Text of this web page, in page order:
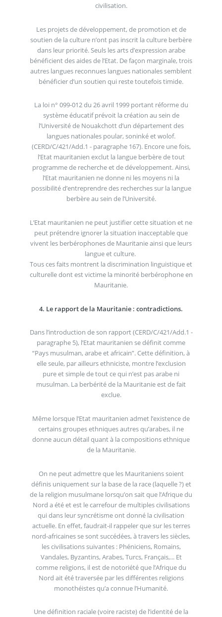
civilisation.
Les projets de développement, de promotion et de
soutien de la culture n’ont pas inscrit la culture berbère
dans leur priorité. Seuls les arts d’expression arabe
bénéficient des aides de l’Etat. De façon marginale, trois
autres langues reconnues langues nationales semblent
bénéficier d’un soutien qui reste toutefois timide.
La loi n° 099-012 du 26 avril 1999 portant réforme du
système éducatif prévoit la création au sein de
l’Université de Nouakchott d’un département des
langues nationales poular, soninké et wolof.
(CERD/C/421/Add.1 - paragraphe 167). Encore une fois,
l’Etat mauritanien exclut la langue berbère de tout
programme de recherche et de développement. Ainsi,
l’Etat mauritanien ne donne ni les moyens ni la
possibilité d’entreprendre des recherches sur la langue
berbère au sein de l’Université.
L’Etat mauritanien ne peut justifier cette situation et ne
peut prétendre ignorer la situation inacceptable que
vivent les berbérophones de Mauritanie ainsi que leurs
langue et culture.
Tous ces faits montrent la discrimination linguistique et
culturelle dont est victime la minorité berbérophone en
Mauritanie.
4. Le rapport de la Mauritanie : contradictions.
Dans l’introduction de son rapport (CERD/C/421/Add.1 -
paragraphe 5), l’Etat mauritanien se définit comme
“Pays musulman, arabe et africain”. Cette définition, à
elle seule, par ailleurs ethniciste, montre l’exclusion
pure et simple de tout ce qui n’est pas arabe ni
musulman. La berbérité de la Mauritanie est de fait
exclue.
Même lorsque l’Etat mauritanien admet l’existence de
certains groupes ethniques autres qu’arabes, il ne
donne aucun détail quant à la compositions ethnique
de la Mauritanie.
On ne peut admettre que les Mauritaniens soient
définis uniquement sur la base de la race (laquelle ?) et
de la religion musulmane lorsqu’on sait que l’Afrique du
Nord a été et est le carrefour de multiples civilisations
qui dans leur syncrétisme ont donné la civilisation
actuelle. En effet, faudrait-il rappeler que sur les terres
nord-africaines se sont succédées, à travers les siècles,
les civilisations suivantes : Phéniciens, Romains,
Vandales, Byzantins, Arabes, Turcs, Français,... Et
comme religions, il est de notoriété que l’Afrique du
Nord ait été traversée par les différentes religions
monothéistes qu’a connue l’Humanité.
Une définition raciale (voire raciste) de l’identité de la